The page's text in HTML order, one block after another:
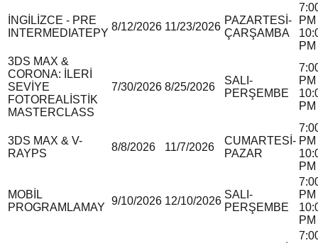
İNGİLİZCE - PRE
INTERMEDIATEPY
8/12/2026 11/23/2026
PAZARTESİ-
ÇARŞAMBA
PM
PM
3DS MAX &
CORONA: İLERİ
SEVİYE
FOTOREALİSTİK
MASTERCLASS
7/30/2026 8/25/2026
SALI-
PERŞEMBE
PM
PM
3DS MAX & V-
RAYPS
8/8/2026 11/7/2026
CUMARTESİ-
PAZAR
PM
PM
MOBİL
PROGRAMLAMAY
9/10/2026 12/10/2026
SALI-
PERŞEMBE
PM
PM